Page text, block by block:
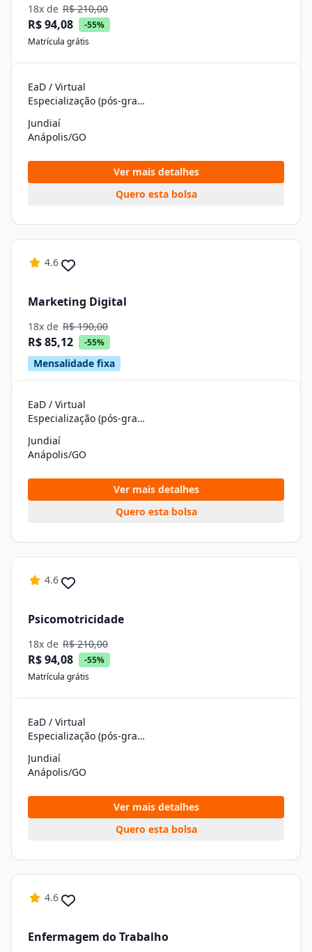
18x de R$ 210,00
R$ 94,08
-55%
Matrícula grátis
EaD / Virtual
Especialização (pós-graduação)
Jundiaí
Anápolis/GO
Ver mais detalhes
Quero esta bolsa
4.6
Marketing Digital
18x de R$ 190,00
R$ 85,12 -55%
Mensalidade fixa
EaD / Virtual
Especialização (pós-graduação)
Jundiaí
Anápolis/GO
Ver mais detalhes
Quero esta bolsa
4.6
Psicomotricidade
18x de R$ 210,00
R$ 94,08
-55%
Matrícula grátis
EaD / Virtual
Especialização (pós-graduação)
Jundiaí
Anápolis/GO
Ver mais detalhes
Quero esta bolsa
4.6
Enfermagem do Trabalho